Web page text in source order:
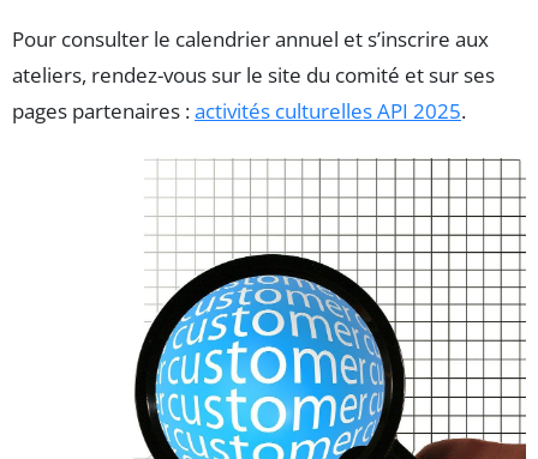
Pour consulter le calendrier annuel et s’inscrire aux
ateliers, rendez-vous sur le site du comité et sur ses
pages partenaires :activités culturelles API 2025.